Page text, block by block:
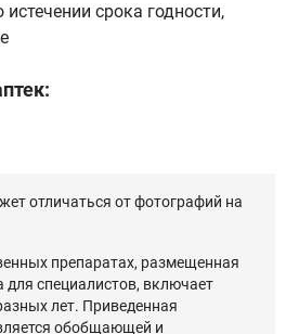
срока годности,
отличаться от фотографий на
препаратах, размещенная
для специалистов, включает
лет. Приведенная
обобщающей и